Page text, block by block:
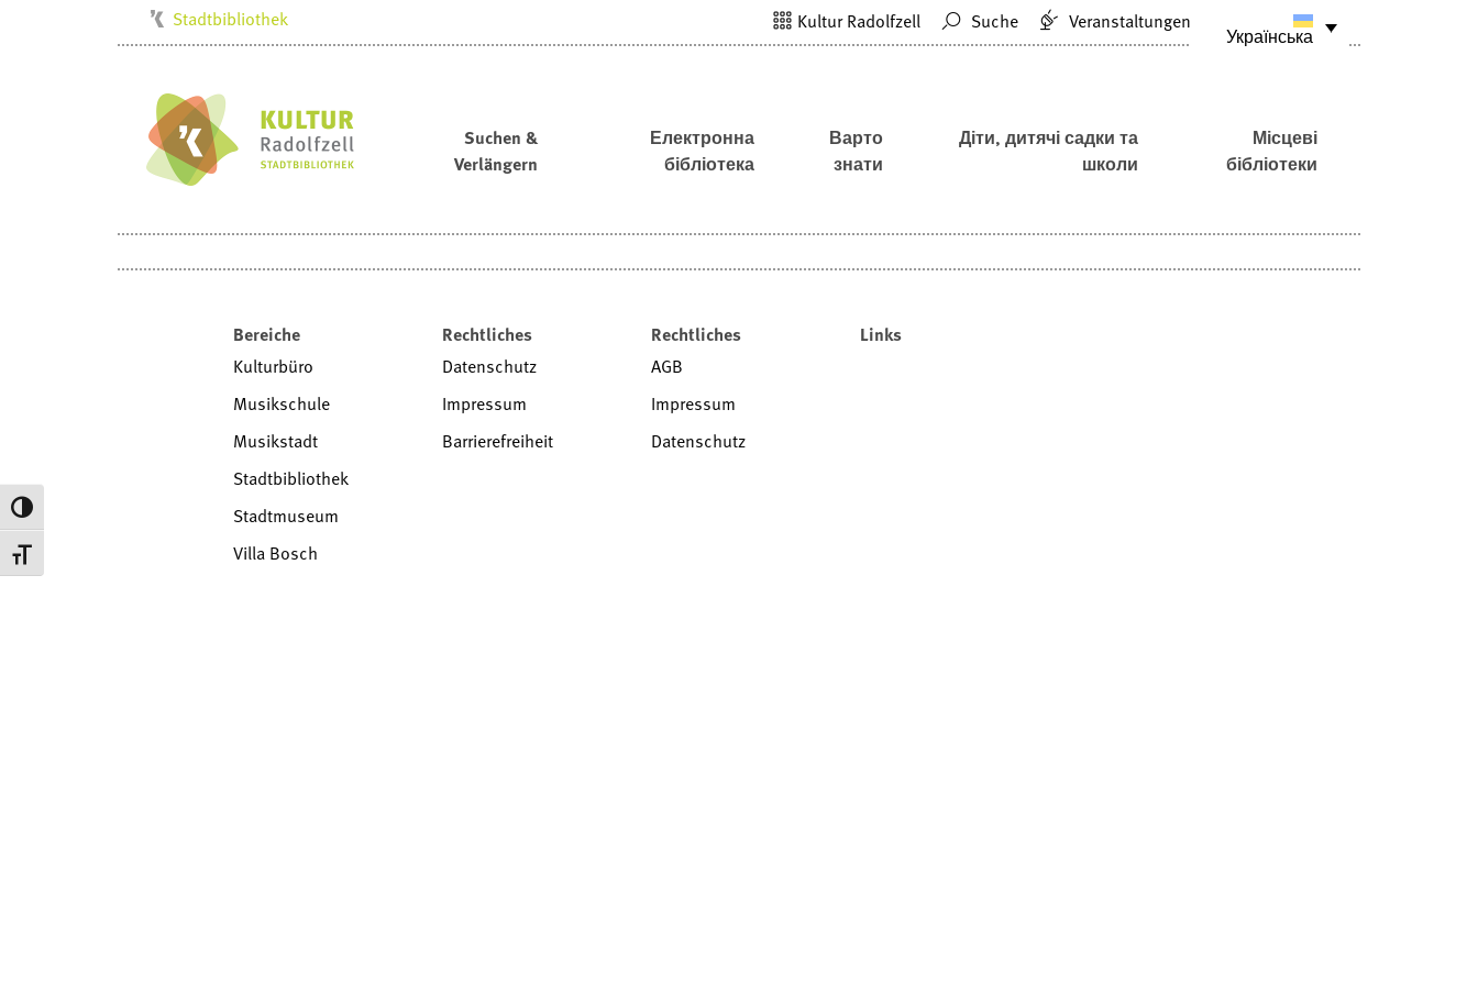
Toggle High Contrast
Toggle Font size
Milchwerk
Musikschule
Stadtarchiv
Stadtbibliothek
Українська
Kultur Radolfzell Suche Veranstaltungen
Suchen &
Verlängern
Електронна
бібліотека
Варто
знати
Діти, дитячі садки та
школи
Місцеві
бібліотеки
Bereiche
Kulturbüro
Musikschule
Musikstadt
Stadtbibliothek
Stadtmuseum
Villa Bosch
Rechtliches
Datenschutz
Impressum
Barrierefreiheit
Rechtliches
AGB
Impressum
Datenschutz
Links